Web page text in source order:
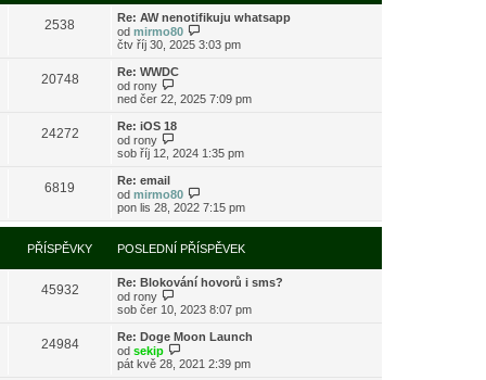
s
l
e
d
ř
í
ě
v
k
i
t
p
o
d
ř
í
p
ě
v
e
2538
Re: AW nenotifikuju whatsapp
od mirmo80
o
z
i
o
s
n
í
ř
s
p
ě
v
k
čtv říj 30, 2025 3:03 pm
20748
Re: WWDC
od rony
o
r
z
i
p
o
s
l
e
d
í
ř
s
p
ě
v
ned čer 22, 2025 7:09 pm
24272
Re: iOS 18
od rony
o
a
z
i
t
p
o
s
l
d
í
p
ř
í
sob říj 12, 2024 1:35 pm
6819
Re: email
od mirmo80
o
r
a
z
i
t
o
l
d
pon lis 28, 2022 7:15 pm
PŘÍSPĚVKY POSLEDNÍ PŘÍSPĚVEK
45932
Re: Blokování hovorů i sms?
od rony
o
r
a
z
sob čer 10, 2023 8:07 pm
24984
Re: Doge Moon Launch
od sekip
o
pát kvě 28, 2021 2:39 pm